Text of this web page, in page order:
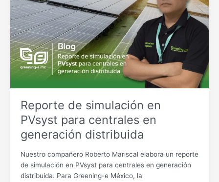
Reporte de simulación en
PVsyst para centrales en
generación distribuida
Nuestro compañero Roberto Mariscal elabora un reporte
de simulación en PVsyst para centrales en generación
distribuida. Para Greening-e México, la
PVsyst
para
centrales
en
generación
distribuida